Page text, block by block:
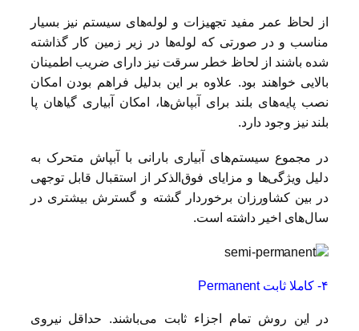
از لحاظ عمر مفید تجهیزات و لوله‌های سیستم نیز بسیار
مناسب و در صورتی که لوله‌ها در زیر زمین کار گذاشته
شده باشند از لحاظ خطر سرقت نیز دارای ضریب اطمینان
بالایی خواهند بود. علاوه بر این بدلیل فراهم بودن امکان
نصب پایه‌های بلند برای آبپاش‌ها، امکان آبیاری گیاهان پا
بلند نیز وجود دارد.
در مجموع سیستم‌های آبیاری بارانی با آبپاش متحرک به
دلیل ویژگی‌ها و مزایای فوق‌الذکر از استقبال قابل توجهی
در بین کشاورزان برخوردار گشته و گسترش بیشتری در
سال‌های اخیر داشته است.
۴- کاملا ثابت Permanent
در این روش تمام اجزاء ثابت می‌باشند. حداقل نیروی